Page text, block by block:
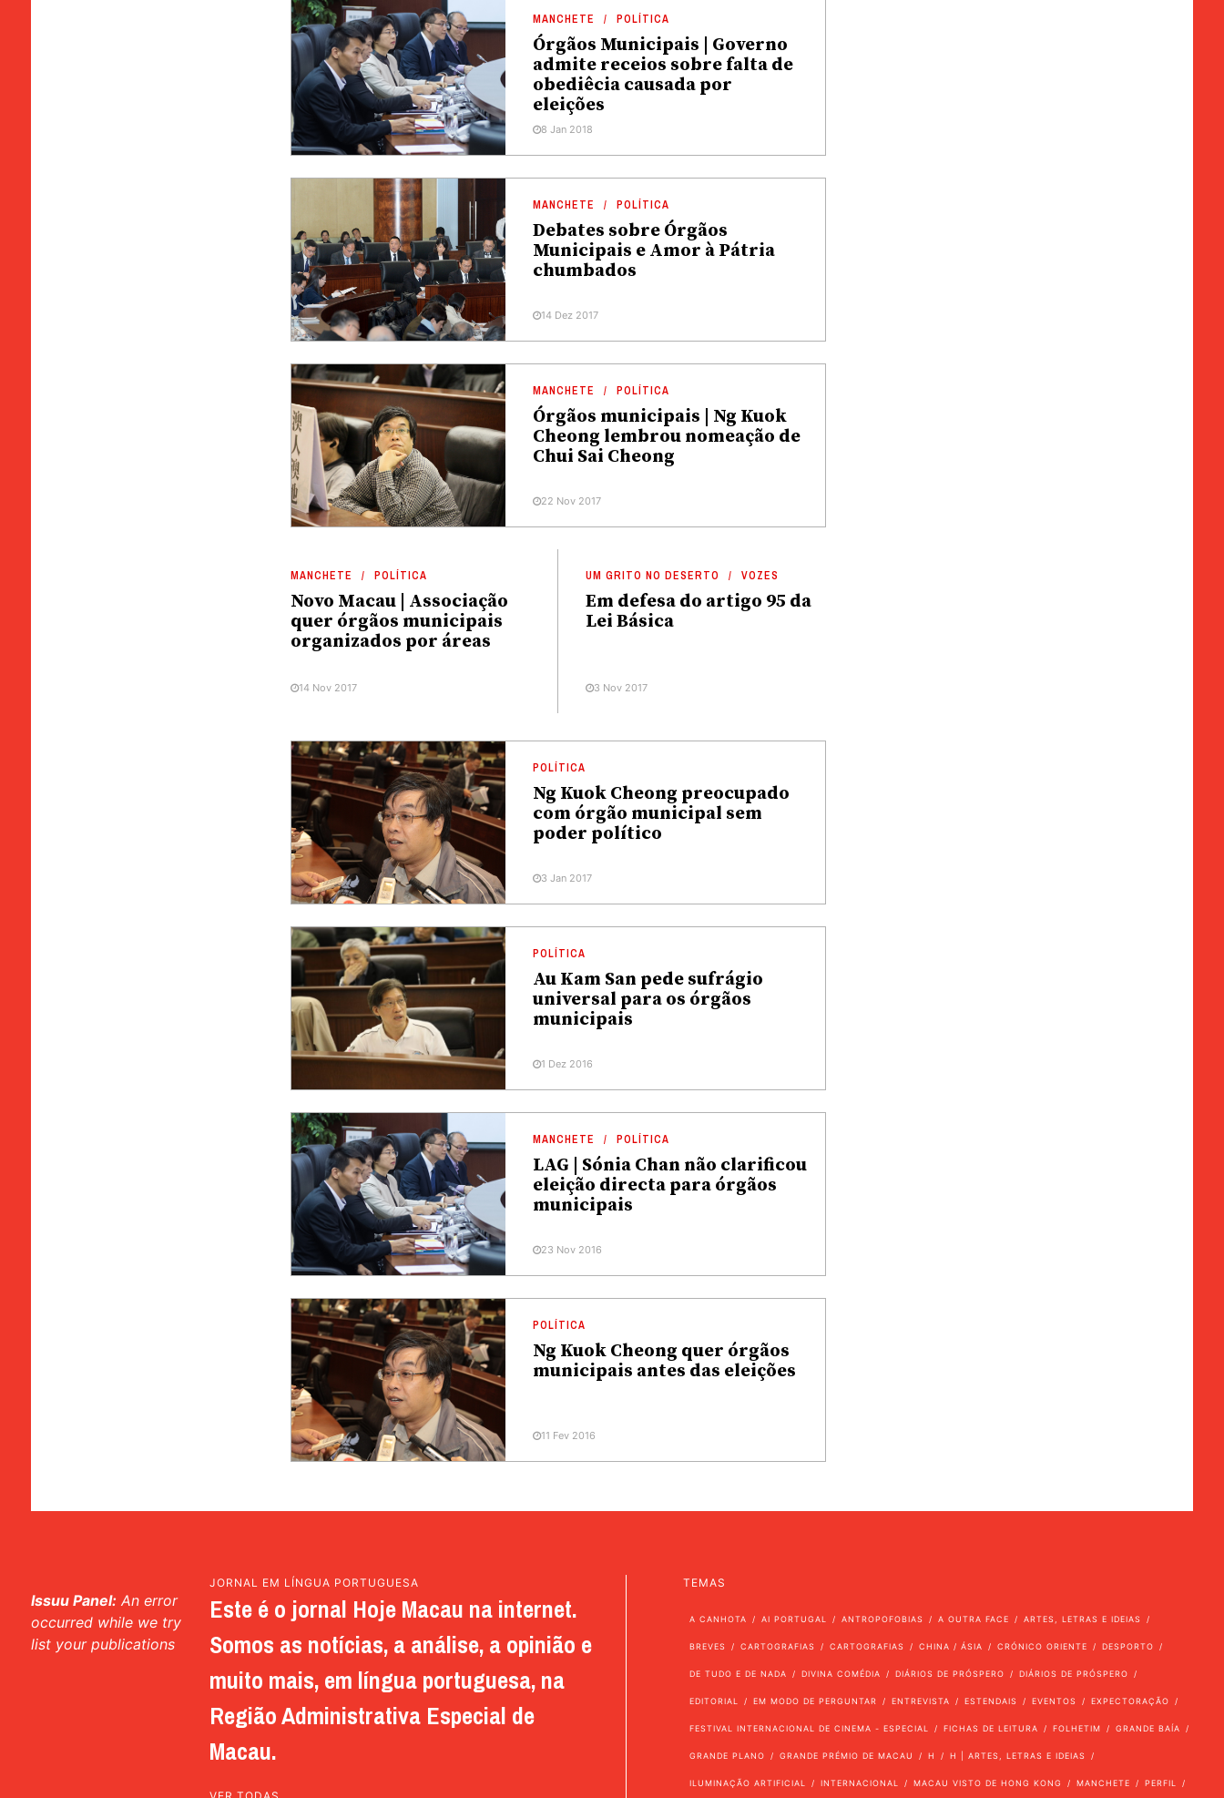
MANCHETE POLÍTICA
Órgãos Municipais | Governo
admite receios sobre falta de
obediêcia causada por
eleições
8 Jan 2018
MANCHETE POLÍTICA
Debates sobre Órgãos
Municipais e Amor à Pátria
chumbados
14 Dez 2017
MANCHETE POLÍTICA
Órgãos municipais | Ng Kuok
Cheong lembrou nomeação de
Chui Sai Cheong
22 Nov 2017
MANCHETE POLÍTICA
Novo Macau | Associação
quer órgãos municipais
organizados por áreas
14 Nov 2017
UM GRITO NO DESERTO VOZES
Em defesa do artigo 95 da
Lei Básica
3 Nov 2017
POLÍTICA
Ng Kuok Cheong preocupado
com órgão municipal sem
poder político
3 Jan 2017
POLÍTICA
Au Kam San pede sufrágio
universal para os órgãos
municipais
1 Dez 2016
MANCHETE POLÍTICA
LAG | Sónia Chan não clarificou
eleição directa para órgãos
municipais
23 Nov 2016
POLÍTICA
Ng Kuok Cheong quer órgãos
municipais antes das eleições
11 Fev 2016
Issuu Panel: An error
occurred while we try
list your publications
JORNAL EM LÍNGUA PORTUGUESA
Este é o jornal Hoje Macau na internet.
Somos as notícias, a análise, a opinião e
muito mais, em língua portuguesa, na
Região Administrativa Especial de
Macau.
TEMAS
A CANHOTA AI PORTUGAL ANTROPOFOBIAS A OUTRA FACE ARTES, LETRAS E IDEIAS
BREVES CARTOGRAFIAS CARTOGRAFIAS CHINA / ÁSIA CRÓNICO ORIENTE DESPORTO
DE TUDO E DE NADA DIVINA COMÉDIA DIÁRIOS DE PRÓSPERO DIÁRIOS DE PRÓSPERO
EDITORIAL EM MODO DE PERGUNTAR ENTREVISTA ESTENDAIS EVENTOS EXPECTORAÇÃO
FESTIVAL INTERNACIONAL DE CINEMA - ESPECIAL FICHAS DE LEITURA FOLHETIM GRANDE BAÍA
GRANDE PLANO GRANDE PRÉMIO DE MACAU H H | ARTES, LETRAS E IDEIAS
ILUMINAÇÃO ARTIFICIAL INTERNACIONAL MACAU VISTO DE HONG KONG MANCHETE PERFIL